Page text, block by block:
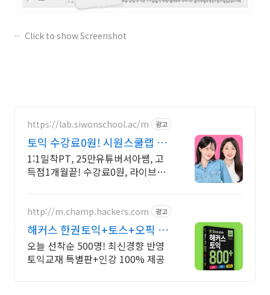
Click to show Screenshot
https://lab.siwonschool.ac/m 광고
토익 수강료0원! 시원스쿨랩 홍
대도보1분
1:1밀착PT, 25만유튜버서아쌤, 고
득점1개월끝! 수강료0원, 라이브
http://m.champ.hackers.com 광고
해커스 한권토익+토스+오픽 토
익+토스+오픽
오늘 선착순 500명! 최신경향 반영
토익교재 특별판+인강 100% 제공